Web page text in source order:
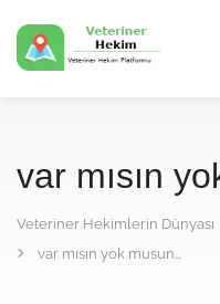
var mısın
Veteriner Hekimlerin Dünyası
var mısın yok musun…